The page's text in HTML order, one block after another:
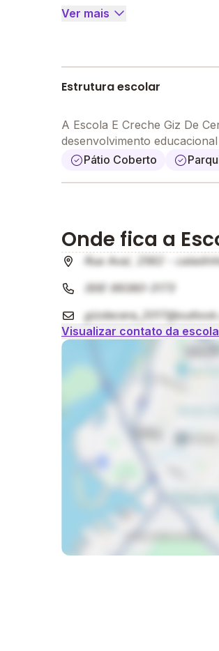
Ver mais
Estrutura escolar
A Escola E Creche Giz De
desenvolvimento
Pátio Coberto
Onde fica a
Rua Avaí, 2562 -
(69) 99380-3173
Visualizar contato da escola